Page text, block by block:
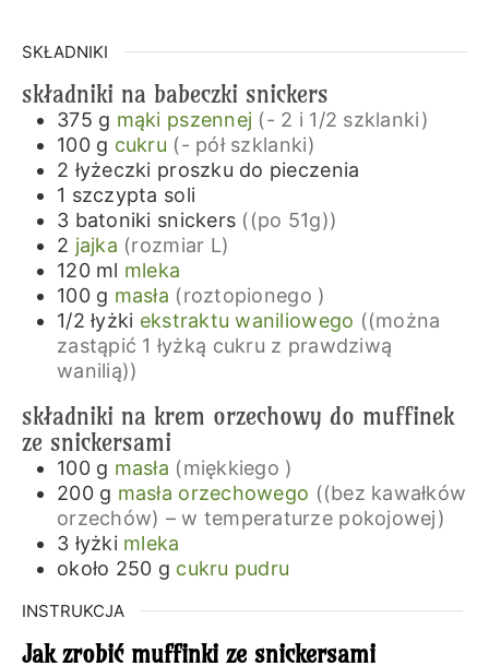
SKŁADNIKI
składniki na babeczki snickers
375 g mąki pszennej (- 2 i 1/2 szklanki)
100 g cukru (- pół szklanki)
2 łyżeczki proszku do pieczenia
1 szczypta soli
3 batoniki snickers ((po 51g))
2 jajka (rozmiar L)
120 ml mleka
100 g masła (roztopionego )
1/2 łyżki ekstraktu waniliowego ((można
zastąpić 1 łyżką cukru z prawdziwą
wanilią))
składniki na krem orzechowy do muffinek
ze snickersami
100 g masła (miękkiego )
200 g masła orzechowego ((bez kawałków
orzechów) – w temperaturze pokojowej)
3 łyżki mleka
około 250 g cukru pudru
INSTRUKCJA
Jak zrobić muffinki ze snickersami